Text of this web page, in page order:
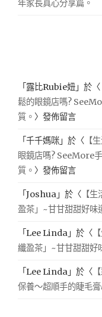
年家長真心分享篇。
「 露比Rubie妞 」於〈
鬆的眼鏡店嗎?
質。 〉發佈留言
「千千媽咪 」於〈 【
眼鏡店嗎? SeeMore
質。 〉發佈留言
「Joshua 」於〈 【
盈茶」~甘甘甜甜好味
「Lee Linda 」於〈
纖盈茶」~甘甘甜甜好
「Lee Linda 」於〈
保養～超順手的睫毛